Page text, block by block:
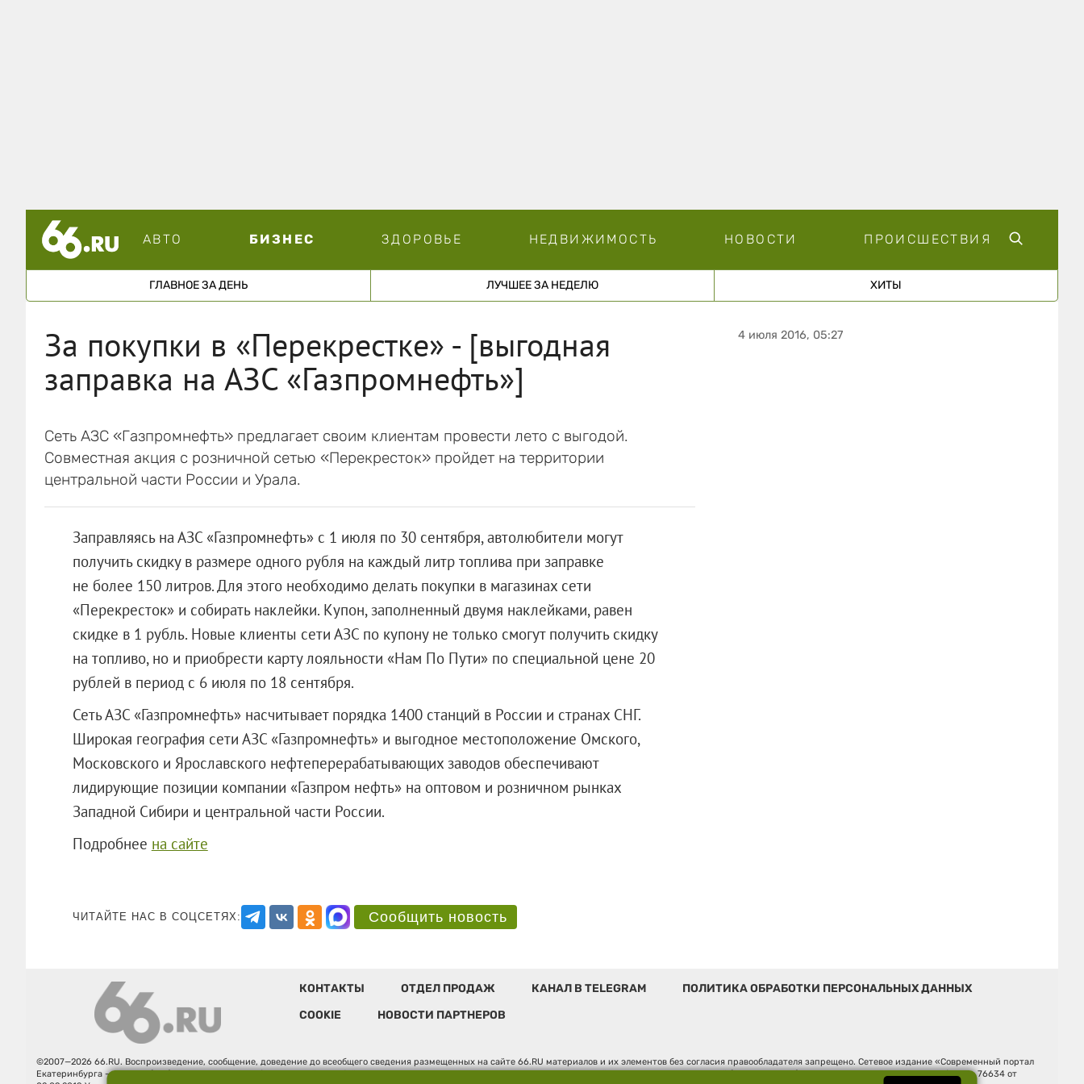
АВТО БИЗНЕС ЗДОРОВЬЕ НЕДВИЖИМОСТЬ НОВОСТИ ПРОИСШЕСТВИЯ
ГЛАВНОЕ ЗА ДЕНЬ ЛУЧШЕЕ ЗА НЕДЕЛЮ ХИТЫ
За покупки в «Перекрестке» - [выгодная
заправка на АЗС «Газпромнефть»]
Сеть АЗС «Газпромнефть» предлагает своим клиентам провести лето с выгодой.
Совместная акция с розничной сетью «Перекресток» пройдет на территории
центральной части России и Урала.
Заправляясь на АЗС «Газпромнефть» с 1 июля по 30 сентября, автолюбители могут
получить скидку в размере одного рубля на каждый литр топлива при заправке
не более 150 литров. Для этого необходимо делать покупки в магазинах сети
«Перекресток» и собирать наклейки. Купон, заполненный двумя наклейками, равен
скидке в 1 рубль. Новые клиенты сети АЗС по купону не только смогут получить скидку
на топливо, но и приобрести карту лояльности «Нам По Пути» по специальной цене 20
рублей в период с 6 июля по 18 сентября.
Сеть АЗС «Газпромнефть» насчитывает порядка 1400 станций в России и странах СНГ.
Широкая география сети АЗС «Газпромнефть» и выгодное местоположение Омского,
Московского и Ярославского нефтеперерабатывающих заводов обеспечивают
лидирующие позиции компании «Газпром нефть» на оптовом и розничном рынках
Западной Сибири и центральной части России.
Подробнее на сайте
ЧИТАЙТЕ НАС В СОЦСЕТЯХ: Сообщить новость
4 июля 2016, 05:27
КОНТАКТЫ ОТДЕЛ ПРОДАЖ КАНАЛ В TELEGRAM
ПОЛИТИКА ОБРАБОТКИ ПЕРСОНАЛЬНЫХ ДАННЫХ
COOKIE
НОВОСТИ ПАРТНЕРОВ
©2007—2026 66.RU. Воспроизведение, сообщение, доведение до всеобщего сведения размещенных на сайте 66.RU материалов и их элементов без согласия правообладателя запрещено. Сетевое издание «Современный портал
Екатеринбурга — «66.ru» (18+) зарегистрировано Федеральной службой по надзору в сфере связи, информационных технологий и массовых коммуникаций (Роскомнадзор). Регистрационный номер ЭЛ № ФС 77 - 76634 от